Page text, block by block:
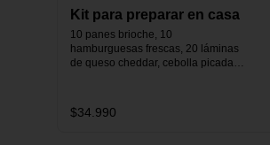
Kit para preparar en casa
10 panes brioche, 10
hamburguesas frescas, 20 láminas
de queso cheddar, cebolla picada,
$34.990